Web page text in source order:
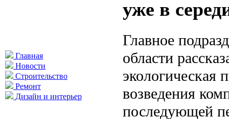
Главная
Новости
Строительство
Ремонт
Дизайн и интерьер
уже в
Главное
области
экологическая
возведения
последующей